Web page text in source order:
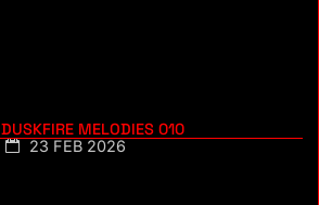
DUSKFIRE MELODIES 010
23 FEB 2026